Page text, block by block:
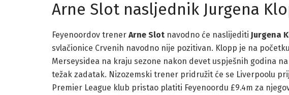
Arne Slot nasljednik Jurgena
Feyenoordov trener Arne Slot navodno će naslijediti Jurgena
svlačionice Crvenih navodno nije pozitivan. Klopp je na
Merseysidea na kraju sezone nakon devet uspješnih godina
težak zadatak. Nizozemski trener pridružit će se Liverpoolu
Premier League klub pristao platiti Feyenoordu £9.4m za